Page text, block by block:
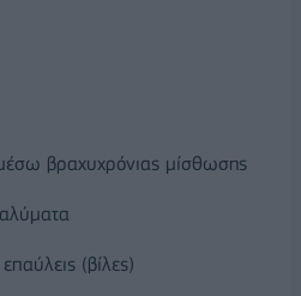
μέσω βραχυχρόνιας μίσθωσης
(βίλες)